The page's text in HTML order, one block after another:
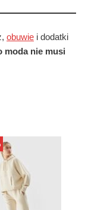
obuwie i dodatki
moda nie musi